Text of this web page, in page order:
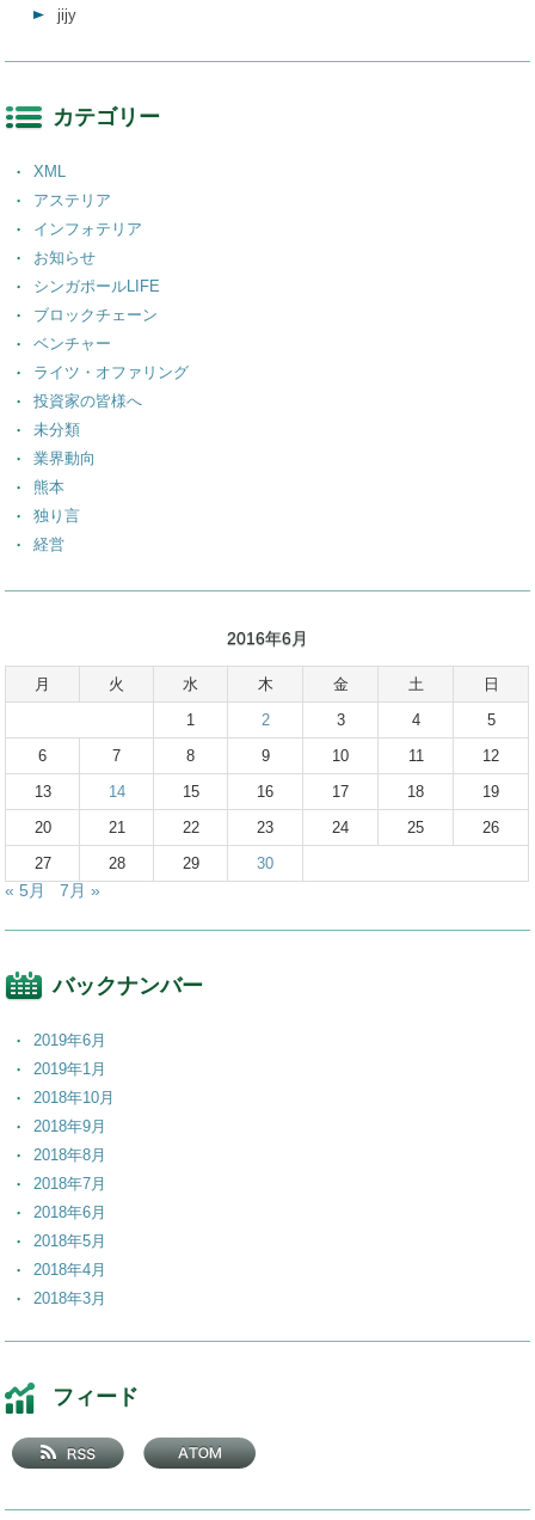
jijy
カテゴリー
XML
アステリア
インフォテリア
お知らせ
シンガポールLIFE
ブロックチェーン
ベンチャー
ライツ・オファリング
投資家の皆様へ
未分類
業界動向
熊本
独り言
経営
2016年6月
月 火 水 木 金 土
日
1
2 3 4
5
6
7 8 9 10 11
12
13
14 15 16 17 18
19
20
21 22 23 24 25
26
27
28 29 30
« 5月 7月 »
バックナンバー
2019年6月
2019年1月
2018年10月
2018年9月
2018年8月
2018年7月
2018年6月
2018年5月
2018年4月
2018年3月
2017年12月
2017年11月
2017年10月
2017年9月
フィード